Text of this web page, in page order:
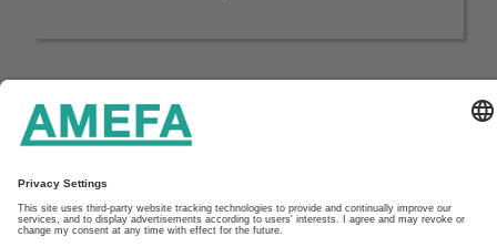
Startseite Unternehmen
Impressum & Datenschutz
In den Fritzenstücker 9-11
65549 Limburg